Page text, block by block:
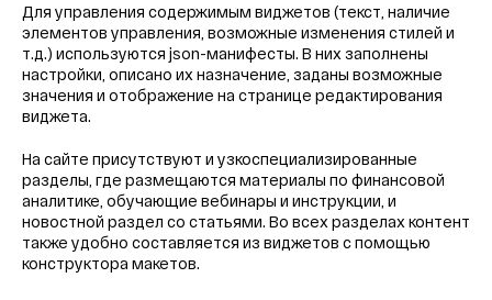
Для управления содержимым виджетов (текст, наличие
элементов управления, возможные изменения стилей и
т.д.) используются json-манифесты. В них заполнены
настройки, описано их назначение, заданы возможные
значения и отображение на странице редактирования
виджета.
На сайте присутствуют и узкоспециализированные
разделы, где размещаются материалы по финансовой
аналитике, обучающие вебинары и инструкции, и
новостной раздел со статьями. Во всех разделах контент
также удобно составляется из виджетов с помощью
конструктора макетов.